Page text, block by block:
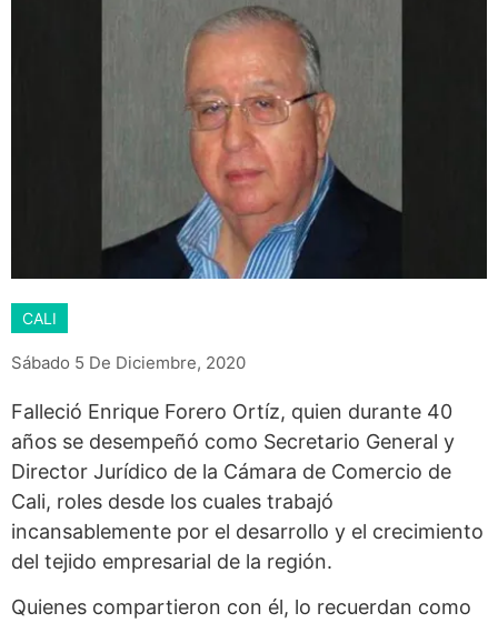
CALI
Sábado 5 De Diciembre, 2020
Falleció Enrique Forero Ortíz, quien durante 40
años se desempeñó como Secretario General y
Director Jurídico de la Cámara de Comercio de
Cali, roles desde los cuales trabajó
incansablemente por el desarrollo y el crecimiento
del tejido empresarial de la región.
Quienes compartieron con él, lo recuerdan como